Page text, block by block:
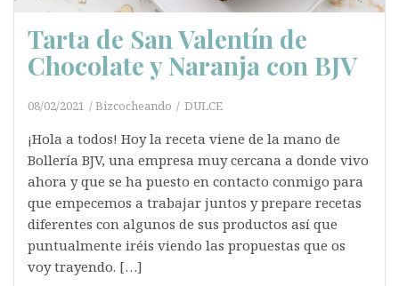
Tarta de San Valentín de
Chocolate y Naranja con BJV
08/02/2021 Bizcocheando DULCE
¡Hola a todos! Hoy la receta viene de la mano de
Bollería BJV, una empresa muy cercana a donde vivo
ahora y que se ha puesto en contacto conmigo para
que empecemos a trabajar juntos y prepare recetas
diferentes con algunos de sus productos así que
puntualmente iréis viendo las propuestas que os
voy trayendo. […]